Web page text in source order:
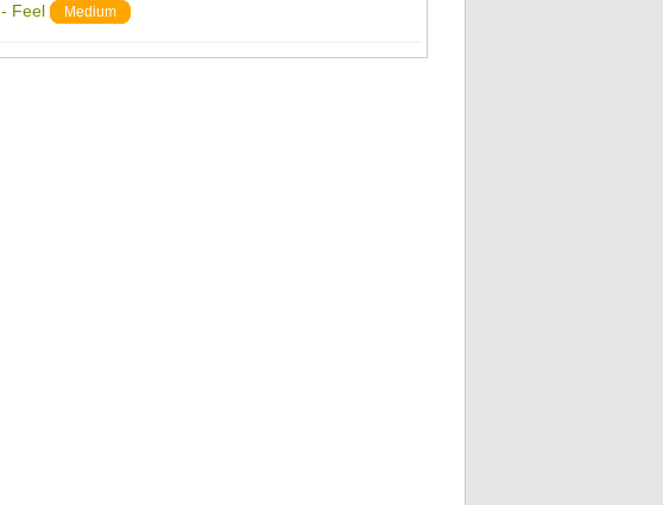
Feel Medium